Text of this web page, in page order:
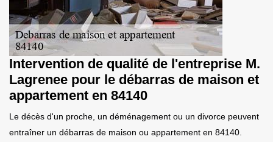
Intervention de qualité de l'entreprise M.
Lagrenee pour le débarras de maison et
appartement en 84140
Le décès d'un proche, un déménagement ou un divorce peuvent
entraîner un débarras de maison ou appartement en 84140.